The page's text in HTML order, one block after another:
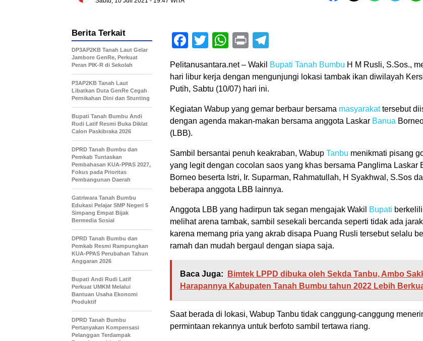
Facebook
TwitterWhatsApp
Print
Pelitanusantara.net – Wakil Bupati Tanah Bumbu H M Rusli, S.Sos.,
hari libur kerja dengan mengunjungi lokasi tambak ikan diwilayah
Putih, Sabtu (10/07) hari ini.
Kegiatan Wabup yang gemar berbaur bersama masyarakattersebut
dengan agenda makan-makan bersama anggota Laskar Banua
(LBB).
Sambil bersantai penuh keakraban, Wabup Tanbu menikmati pisang
yang legit dengan cocolan saos yang khas bersama Panglima Laskar
Borneo beserta Istri, Ir. Suparman, Rahmatullah, H Syakhwal, S.Sos
beberapa anggota LBB lainnya.
Anggota LBB yang hadirpun tak segan mengajak Wakil Bupati
melihat arena tambak, sambil sesekali bercanda seperti tidak ada
karena memang pria yang akrab disapa Puang Rusli tersebut selalu
ramah dan mudah bergaul dengan siapa saja.
Baca Juga:
Bimtek LPPD dibuka oleh Sekda Tanbu, Ambo
Harapannya Kabupaten Tanah Bumbu tahun 2022 Lebih
Saat berada di lokasi, Wabup Tanbu tidak canggung-canggung
permintaan rekannya untuk berfoto sambil tertawa riang.
Berita Terkait
DP3AP2KB Tanah Laut Gelar
Jambore GenRe, Perkuat
Peran PIK-R di Sekolah
P3AP2KB Tanah Laut
Libatkan Duta GenRe Cegah
Pernikahan Dini dan Stunting
Bupati Tanah Bumbu Andi
Rudi Latif Resmi Buka Diklat
Calon Paskibraka 2026
DPRD Tanah Bumbu dan
Pemkab Tuntaskan
Pembahasan KUA-PPAS 2027,
Fokus pada Prioritas
Pembangunan Daerah
Gatriwara Tanah Bumbu
Edukasi Pelajar SMP Negeri 5
Simpang Empat Bijak
Bermedia Sosial
DPRD Tanah Bumbu dan
Pemkab Resmi Rampungkan
KUA-PPAS Perubahan Tahun
Anggaran 2026
Bupati Andi Rudi Latif
Perkuat UMKM Melalui
Bantuan Usaha Ekonomi
Produktif
DPRD Tanah Bumbu
Pertanyakan Kompensasi
Pelanggan Terdampak